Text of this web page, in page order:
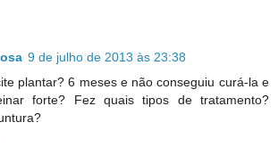
9 de julho de 2013 às 23:38
plantar? 6 meses e não conseguiu curá-la e
forte? Fez quais tipos de tratamento?